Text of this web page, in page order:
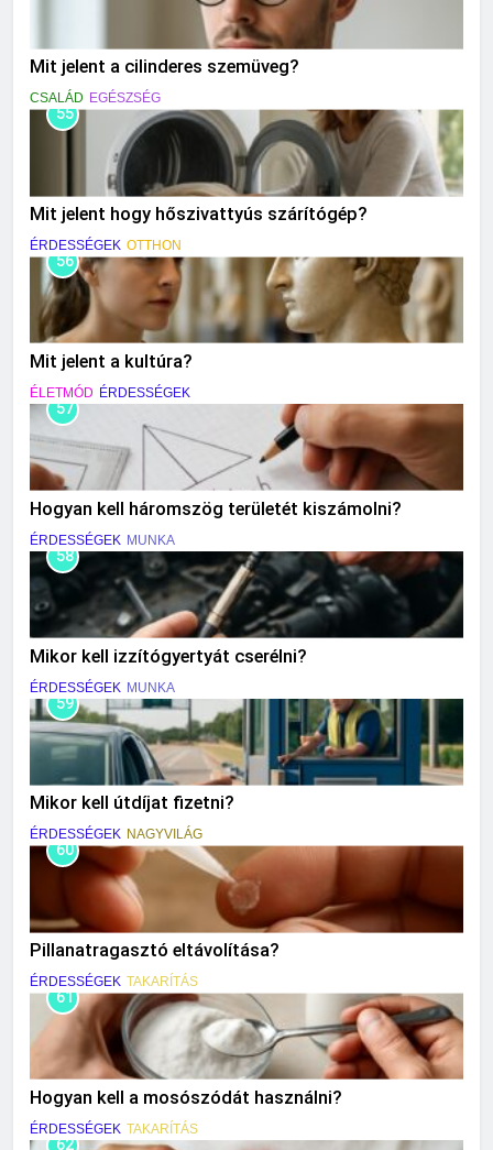
Mit jelent a cilinderes szemüveg?
CSALÁD EGÉSZSÉG
55
Mit jelent hogy hőszivattyús szárítógép?
ÉRDESSÉGEK OTTHON
56
Mit jelent a kultúra?
ÉLETMÓD ÉRDESSÉGEK
57
Hogyan kell háromszög területét kiszámolni?
ÉRDESSÉGEK MUNKA
58
Mikor kell izzítógyertyát cserélni?
ÉRDESSÉGEK MUNKA
59
Mikor kell útdíjat fizetni?
ÉRDESSÉGEK NAGYVILÁG
60
Pillanatragasztó eltávolítása?
ÉRDESSÉGEK TAKARÍTÁS
61
Hogyan kell a mosószódát használni?
ÉRDESSÉGEK TAKARÍTÁS
62